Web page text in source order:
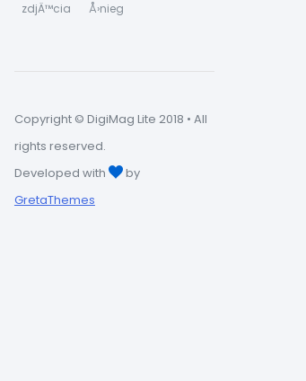
zdjÄ™cia Å›nieg
Copyright © DigiMag Lite 2018 • All
rights reserved.
Developed with
by
GretaThemes